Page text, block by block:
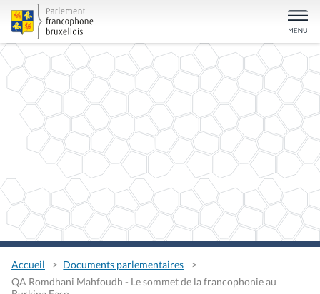
Accueil
Documents parlementaires
QA Romdhani Mahfoudh - Le sommet de la francophonie au